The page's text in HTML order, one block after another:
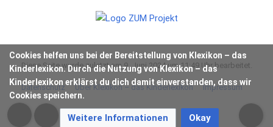
Cookies helfen uns bei der Bereitstellung von Klexikon – das
Kinderlexikon. Durch die Nutzung von Klexikon – das
Kinderlexikon erklärst du dich damit einverstanden, dass wir
Cookies speichern.
Weitere Informationen Okay
Diese Seite wurde zuletzt am 9. Juni 2024 um 11:49 Uhr bearbeitet.
Datenschutz Über Klexikon – das Kinderlexikon Impressum